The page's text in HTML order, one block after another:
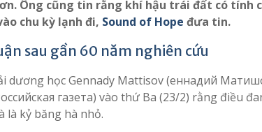
Ông cũng tin rằng khí hậu trái đất có tính
chu kỳ lạnh đi, Sound of Hope đưa tin.
sau gần 60 năm nghiên cứu
dương học Gennady Mattisov (еннадий
газета) vào thứ Ba (23/2) rằng điều
là kỷ băng hà nhỏ.